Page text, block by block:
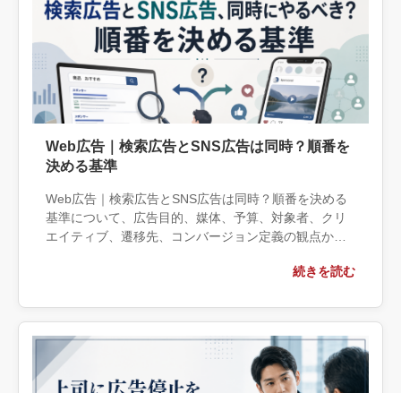
Web広告｜検索広告とSNS広告は同時？順番を
決める基準
Web広告｜検索広告とSNS広告は同時？順番を決める
基準について、広告目的、媒体、予算、対象者、クリ
エイティブ、遷移先、コンバージョン定義の観点から
囲と外部へ相談する条件、相談前に用意する情報、依
続きを読む